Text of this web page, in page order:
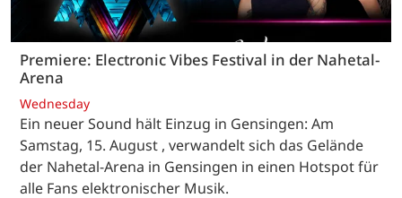
Premiere: Electronic Vibes Festival in der Nahetal-
Arena
Wednesday
Ein neuer Sound hält Einzug in Gensingen: Am
Samstag, 15. August , verwandelt sich das Gelände
der Nahetal-Arena in Gensingen in einen Hotspot für
alle Fans elektronischer Musik.